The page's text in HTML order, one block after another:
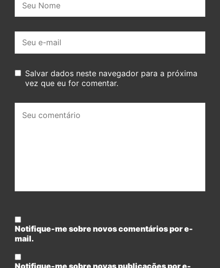
mail:
Salvar dados neste navegador para a próxima
vez que eu for comentar.
comentário:
Notifique-me sobre novos comentários por e-
mail.
Notifique-me sobre novas publicações por e-